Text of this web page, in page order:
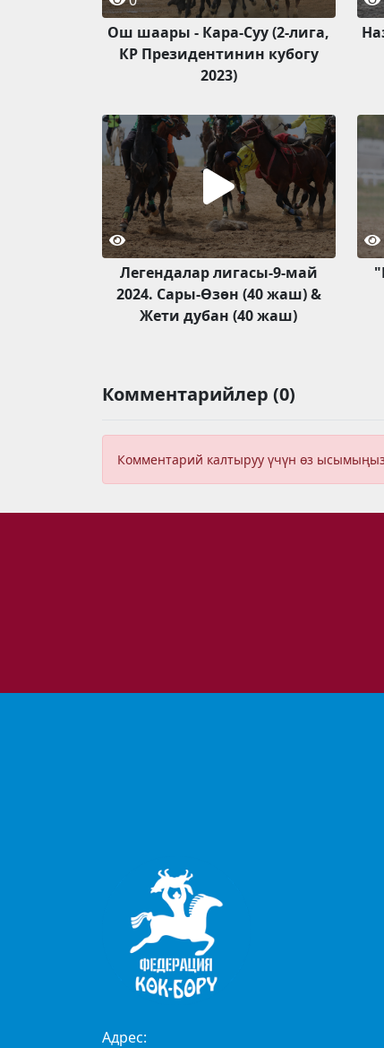
Ош шаары - Кара-Суу (2-лига,
КР Президентинин кубогу
2023)
Легендалар лигасы-9-май
2024. Сары-Өзөн (40 жаш) &
Жети дубан (40 жаш)
Комментарийлер (0)
Комментарий калтыруу үчүн өз
Адрес: